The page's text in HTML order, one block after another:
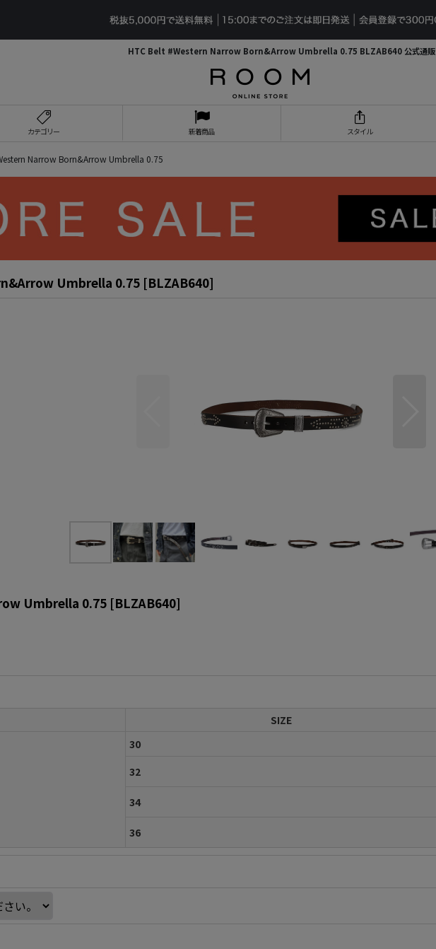
HTC Belt #Western Narrow Born&Arrow Umbrella 0.75 BLZAB640 公式通販
カテゴリー 新着商品 スタイル
Narrow Born&Arrow Umbrella 0.75
Umbrella 0.75 [BLZAB640]
Umbrella 0.75 [BLZAB640]
SIZE
30
32
34
36